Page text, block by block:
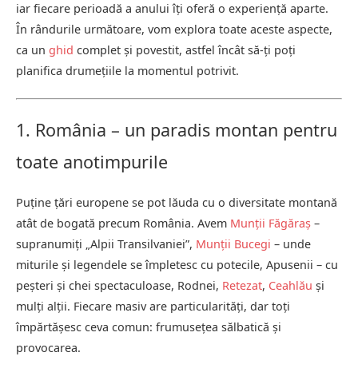
iar fiecare perioadă a anului îți oferă o experiență aparte.
În rândurile următoare, vom explora toate aceste aspecte,
ca un ghid complet și povestit, astfel încât să-ți poți
planifica drumețiile la momentul potrivit.
1. România – un paradis montan pentru
toate anotimpurile
Puține țări europene se pot lăuda cu o diversitate montană
atât de bogată precum România. Avem Munții Făgăraș –
supranumiți „Alpii Transilvaniei”, Munții Bucegi – unde
miturile și legendele se împletesc cu potecile, Apusenii – cu
peșteri și chei spectaculoase, Rodnei, Retezat, Ceahlău și
mulți alții. Fiecare masiv are particularități, dar toți
împărtășesc ceva comun: frumusețea sălbatică și
provocarea.